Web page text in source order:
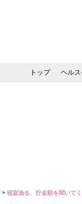
トップ ヘル
> 寝室漁る、貯金額を聞いて